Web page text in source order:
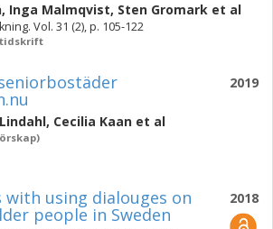
, Inga Malmqvist, Sten Gromark et al
Vol. 31 (2), p. 105-122
2019
, Cecilia Kaan et al
2018
with using dialouges on
people in Sweden